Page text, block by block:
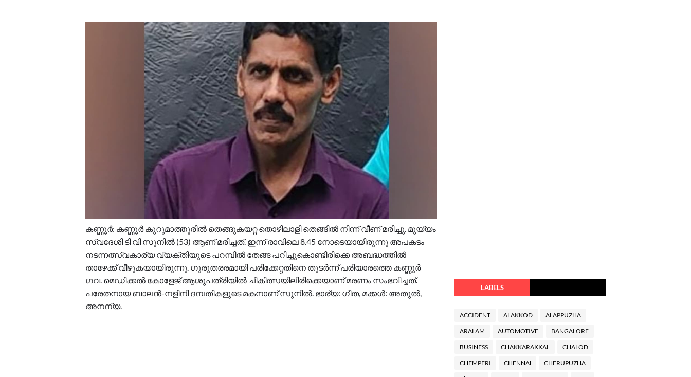
കണ്ണൂർ: കണ്ണൂർ കുറുമാത്തൂരിൽ തെങ്ങുകയറ്റ തൊഴിലാളി തെങ്ങിൽ നിന്ന് വീണ് മരിച്ചു. മുയ്യം
സ്വദേശി ടി വി സുനില്‍ (53) ആണ് മരിച്ചത്. ഇന്ന് രാവിലെ 8.45 നോടെയായിരുന്നു അപകടം
നടന്നത്സ്വകാര്യ വ്യക്തിയുടെ പറമ്പില്‍ തേങ്ങ പറിച്ചുകൊണ്ടിരിക്കെ അബദ്ധത്തില്‍
താഴേക്ക് വീഴുകയായിരുന്നു. ഗുരുതരരമായി പരിക്കേറ്റതിനെ തുടർന്ന് പരിയാരത്തെ കണ്ണൂര്‍
ഗവ. മെഡിക്കല്‍ കോളേജ് ആശുപത്രിയില്‍ ചികിത്സയിലിരിക്കെയാണ് മരണം സംഭവിച്ചത്.
പരേതനായ ബാലന്‍-നളിനി ദമ്പതികളുടെ മകനാണ് സുനില്‍. ഭാര്യ: ഗീത, മക്കള്‍: അതുല്‍,
അനന്യ.
LABELS
ACCIDENT ALAKKOD ALAPPUZHA
ARALAM AUTOMOTIVE BANGALORE
BUSINESS CHAKKARAKKAL CHALOD
CHEMPERI CHENNAl CHERUPUZHA